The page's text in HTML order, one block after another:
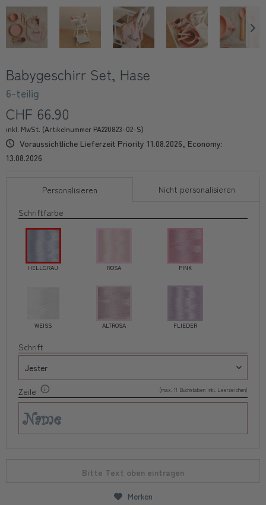
Babygeschirr Set, Hase
6-teilig
CHF 66.90
inkl. MwSt. (Artikelnummer PA220823-02-S)
Voraussichtliche Lieferzeit Priority 11.08.2026, Economy:
13.08.2026
Personalisieren
Nicht personalisieren
Schriftfarbe
HELLGRAU ROSA PINK
WEISS ALTROSA FLIEDER
Schrift
Zeile (max. 11 Buchstaben inkl. Leerzeichen)
Bitte Text oben eintragen
Merken